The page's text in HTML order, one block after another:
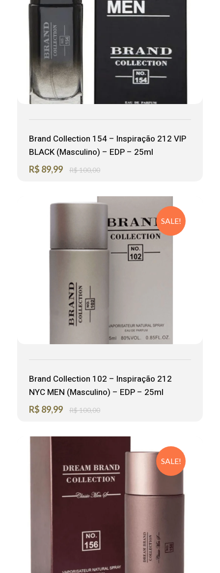
Brand Collection 154 – Inspiração 212 VIP
BLACK (Masculino) – EDP – 25ml
R$ 89,99 R$100,00
SALE!
Brand Collection 102 – Inspiração 212
NYC MEN (Masculino) – EDP – 25ml
R$ 89,99 R$100,00
SALE!